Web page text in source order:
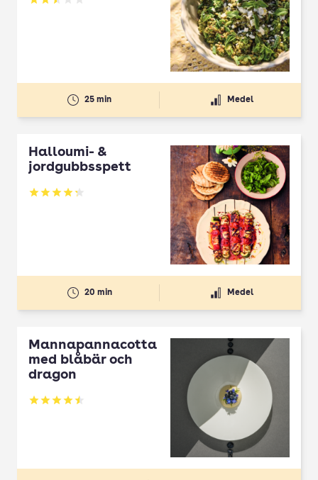
Betyg: 2.5 av 5
25 min Medel
Halloumi- &
jordgubbsspett
Betyg: 4.3 av 5
20 min Medel
Mannapannacotta
med blåbär och
dragon
Betyg: 4.5 av 5